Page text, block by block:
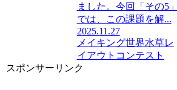
ました。今回「その5」
では、この課題を解...
2025.11.27
メイキング世界水草レ
イアウトコンテスト
スポンサーリンク